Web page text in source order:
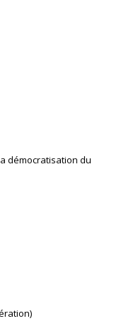
démocratisation du